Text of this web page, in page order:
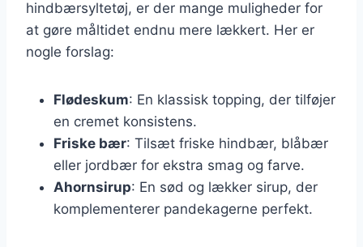
hindbærsyltetøj, er der mange muligheder for
at gøre måltidet endnu mere lækkert. Her er
nogle forslag:
Flødeskum: En klassisk topping, der tilføjer
en cremet konsistens.
Friske bær: Tilsæt friske hindbær, blåbær
eller jordbær for ekstra smag og farve.
Ahornsirup: En sød og lækker sirup, der
komplementerer pandekagerne perfekt.